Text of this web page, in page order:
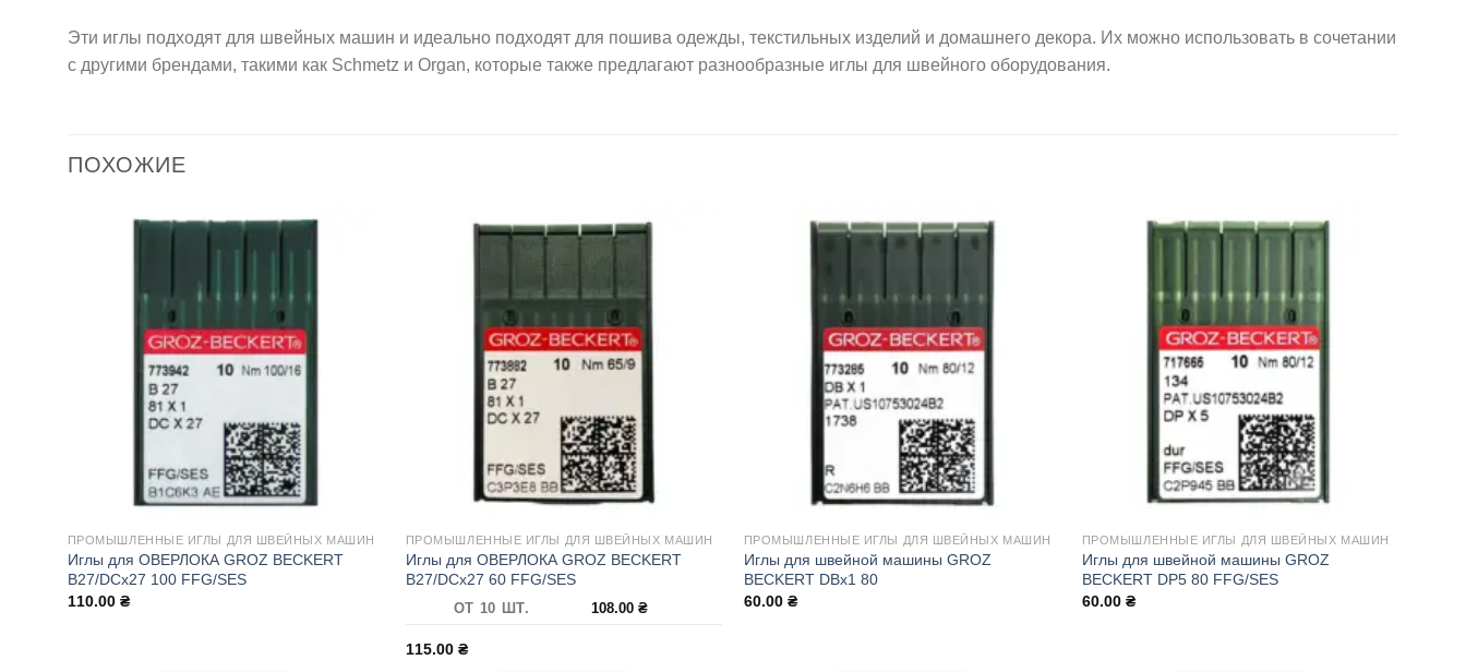
Эти иглы подходят для швейных машин и идеально подходят для пошива одежды, текстильных изделий и домашнего декора. Их можно использовать в сочетании
с другими брендами, такими как Schmetz и Organ, которые также предлагают разнообразные иглы для швейного оборудования.
ПОХОЖИЕ
ПРОМЫШЛЕННЫЕ ИГЛЫ ДЛЯ ШВЕЙНЫХ МАШИН
Иглы для ОВЕРЛОКА GROZ BECKERT
B27/DCx27 100 FFG/SES
110.00 ₴
ПРОМЫШЛЕННЫЕ ИГЛЫ ДЛЯ ШВЕЙНЫХ МАШИН
Иглы для ОВЕРЛОКА GROZ BECKERT
B27/DCx27 60 FFG/SES
ОТ 10 ШТ. 108.00₴
115.00 ₴
ПРОМЫШЛЕННЫЕ ИГЛЫ ДЛЯ ШВЕЙНЫХ МАШИН
Иглы для швейной машины GROZ
BECKERT DBx1 80
60.00 ₴
ПРОМЫШЛЕННЫЕ ИГЛЫ ДЛЯ ШВЕЙНЫХ МАШИН
Иглы для швейной машины GROZ
BECKERT DP5 80 FFG/SES
60.00 ₴